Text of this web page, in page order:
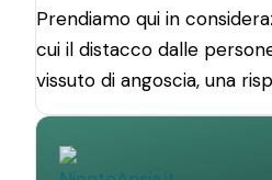
Prendiamo qui in
cui il distacco dalle
vissuto di angoscia, una